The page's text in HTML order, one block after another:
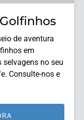
de aventura
em
selvagens no seu
Consulte-nos e